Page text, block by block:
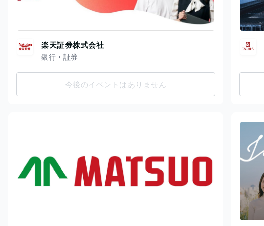
楽天証券株式会社
銀行・証券
今後のイベントはありません